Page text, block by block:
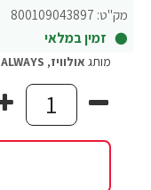
מק"ט: 800109043897
זמין במלאי
מותג אולוויז,
ALWAYS